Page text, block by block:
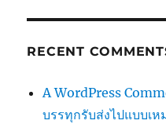
RECENT
A WordPress
บรรทุกรับส่งไปแบบเห